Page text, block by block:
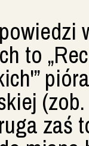
to
zaś